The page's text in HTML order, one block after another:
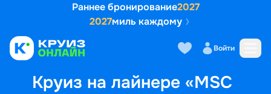
Раннее бронирование2027
2027миль каждому
Войти
Круиз на лайнере «MSC
Выбор кают Маршрут и